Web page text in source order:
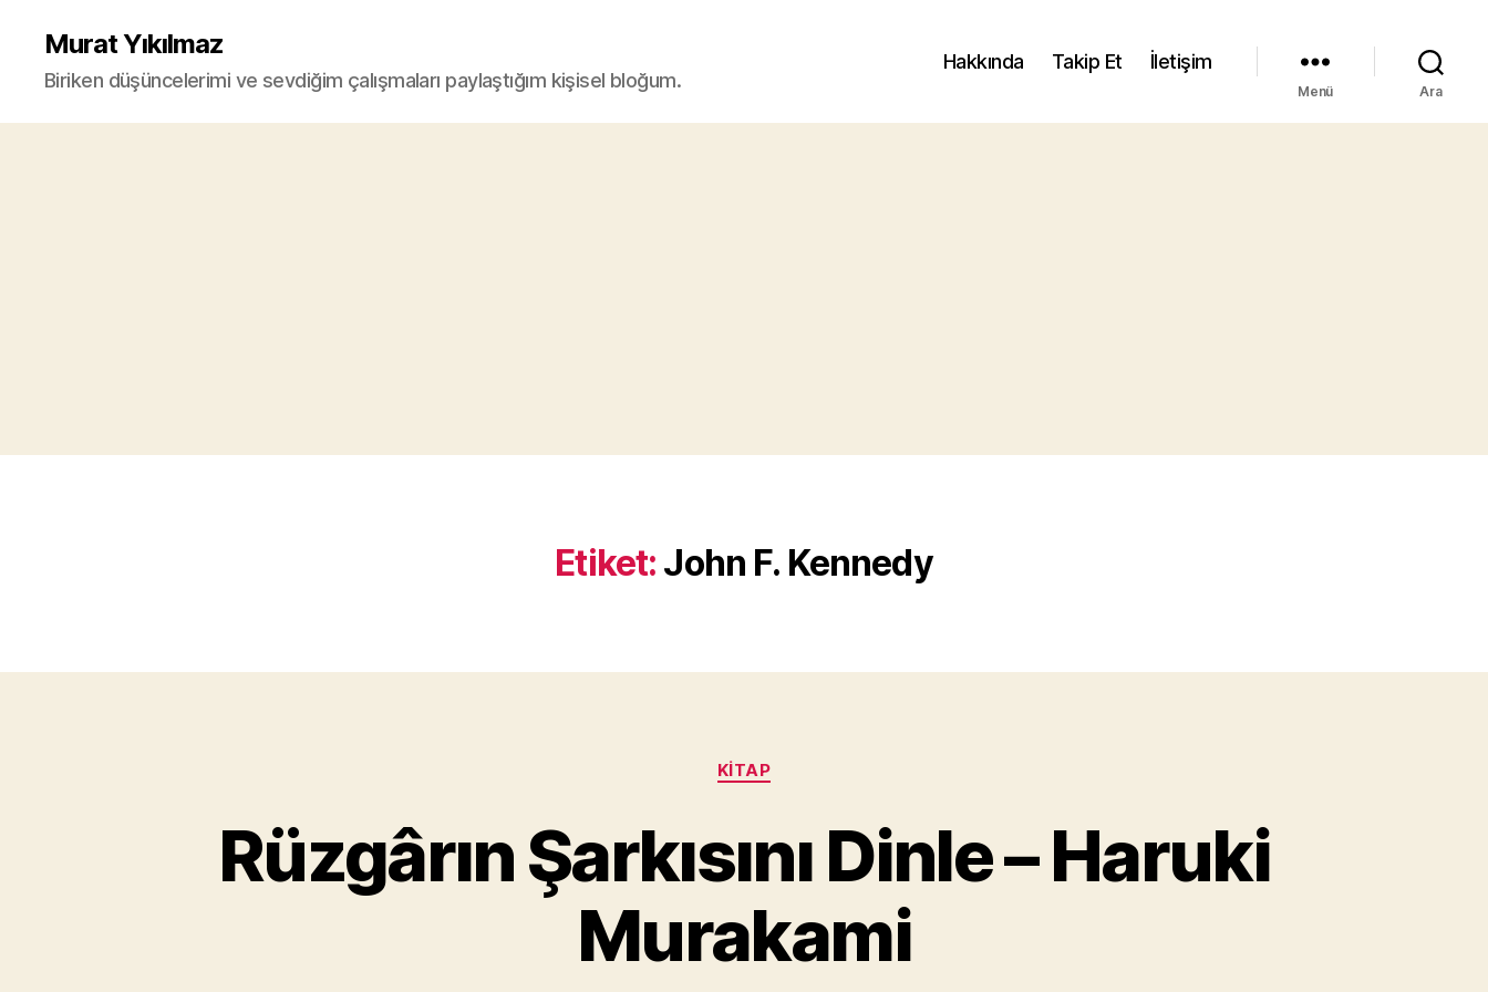
Murat Yıkılmaz
Biriken düşüncelerimi ve sevdiğim çalışmaları paylaştığım kişisel bloğum.
Hakkında Takip Et İletişim
Menü Ara
Etiket: John F. Kennedy
Kategoriler
KITAP
Rüzgârın Şarkısını Dinle – Haruki
Murakami
M